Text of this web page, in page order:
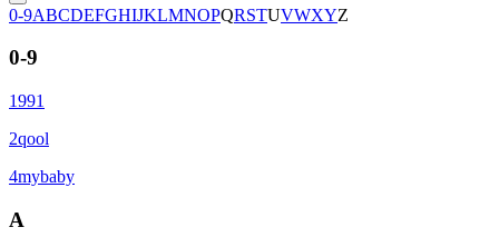
0-9ABCDEFGHIJKLMNOPQRSTUVWXYZ
0-9
1991
2qool
4mybaby
A